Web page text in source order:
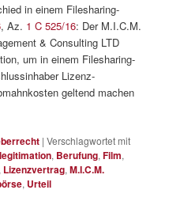
in einem Filesharing-
, Az. 1 C 525/16: Der M.I.C.M.
& Consulting LTD
um in einem Filesharing-
Lizenz-
geltend machen
|Verschlagwortet mit
, Berufung,Film,
Lizenzvertrag,M.I.C.M.
, Urteil